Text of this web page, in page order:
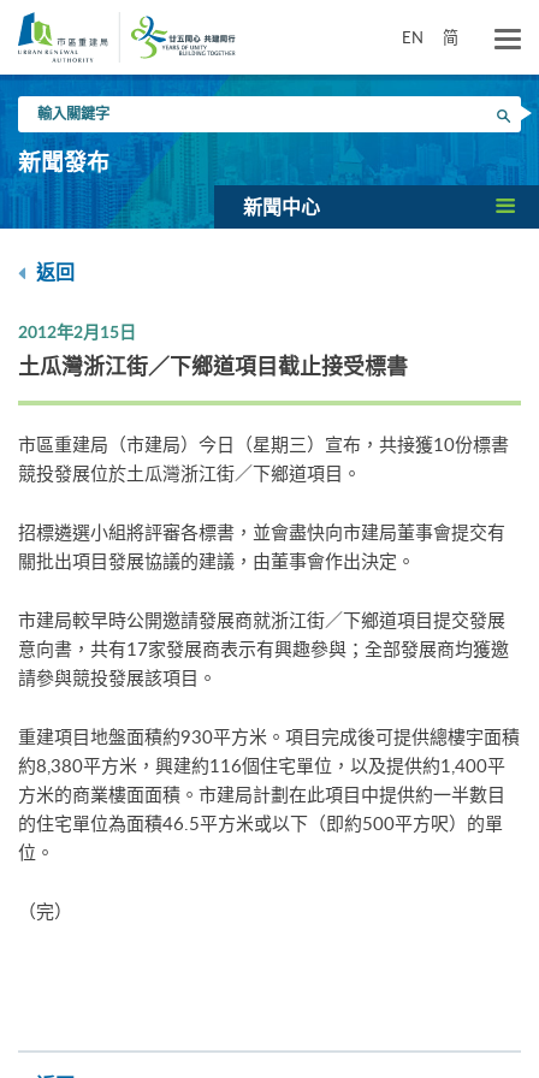
要
EN 简
入
關
鍵
搜尋
新聞發布
新聞中心
返回
2012年2月15日
土瓜灣浙江街／下鄉道項目截止接受標書
市區重建局（市建局）今日（星期三）宣布，共接獲10份標書
競投發展位於土瓜灣浙江街／下鄉道項目。
招標遴選小組將評審各標書，並會盡快向市建局董事會提交有
關批出項目發展協議的建議，由董事會作出決定。
市建局較早時公開邀請發展商就浙江街／下鄉道項目提交發展
意向書，共有17家發展商表示有興趣參與；全部發展商均獲邀
請參與競投發展該項目。
重建項目地盤面積約930平方米。項目完成後可提供總樓宇面積
約8,380平方米，興建約116個住宅單位，以及提供約1,400平
方米的商業樓面面積。市建局計劃在此項目中提供約一半數目
的住宅單位為面積46.5平方米或以下（即約500平方呎）的單
位。
（完）